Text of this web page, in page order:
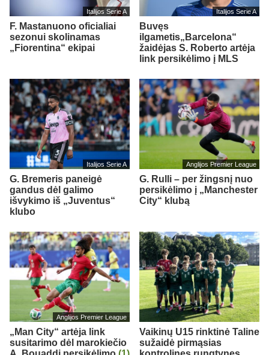
Italijos Serie A
F. Mastanuono oficialiai
sezonui skolinamas
„Fiorentina“ ekipai
Italijos Serie A
Buvęs
ilgametis„Barcelona“
žaidėjas S. Roberto artėja
link persikėlimo į MLS
Italijos Serie A
G. Bremeris paneigė
gandus dėl galimo
išvykimo iš „Juventus“
klubo
Anglijos Premier League
G. Rulli – per žingsnį nuo
persikėlimo į „Manchester
City“ klubą
Anglijos Premier League
„Man City“ artėja link
susitarimo dėl marokiečio
Vaikinų U15 rinktinė Taline
sužaidė pirmąsias